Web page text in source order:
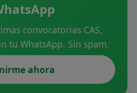
convocatorias CAS,
tu WhatsApp. Sin spam.
ahora